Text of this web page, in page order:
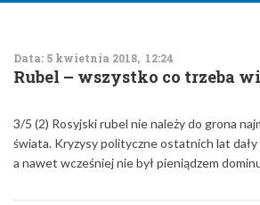
Data: 5 kwietnia 2018, 12:24
Rubel – wszystko co trzeba
3/5 (2) Rosyjski rubel nie należy do grona
świata. Kryzysy polityczne ostatnich lat dały
a nawet wcześniej nie był pieniądzem